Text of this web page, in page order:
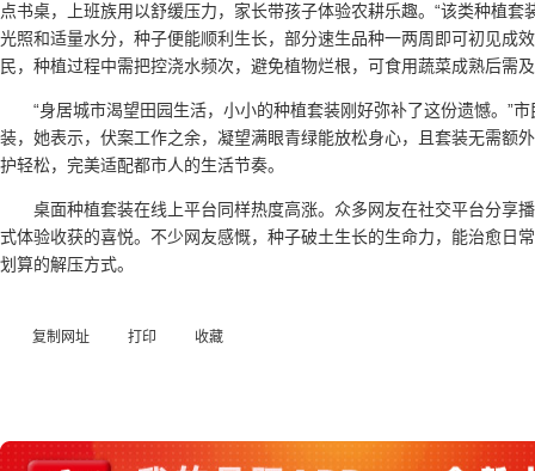
点书桌，上班族用以舒缓压力，家长带孩子体验农耕乐趣。“该类种植套
光照和适量水分，种子便能顺利生长，部分速生品种一两周即可初见成
民，种植过程中需把控浇水频次，避免植物烂根，可食用蔬菜成熟后需
“身居城市渴望田园生活，小小的种植套装刚好弥补了这份遗憾。”
装，她表示，伏案工作之余，凝望满眼青绿能放松身心，且套装无需额
护轻松，完美适配都市人的生活节奏。
桌面种植套装在线上平台同样热度高涨。众多网友在社交平台分享
式体验收获的喜悦。不少网友感慨，种子破土生长的生命力，能治愈日
划算的解压方式。
复制网址 打印 收藏